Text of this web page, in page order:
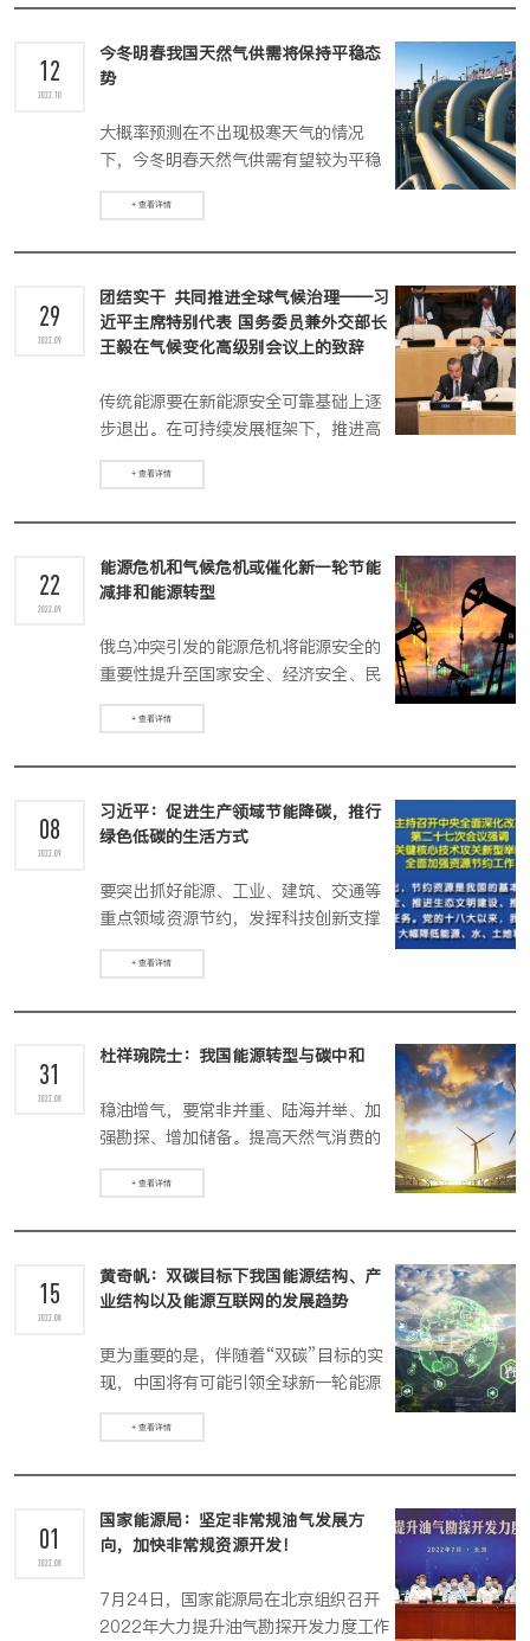
12
2022.10
今冬明春我国天然气供需将保持平稳态
势
大概率预测在不出现极寒天气的情况
下，今冬明春天然气供需有望较为平稳
度过。
+ 查看详情
29
2022.09
团结实干 共同推进全球气候治理——习
近平主席特别代表 国务委员兼外交部长
王毅在气候变化高级别会议上的致辞
传统能源要在新能源安全可靠基础上逐
步退出。在可持续发展框架下，推进高
质量公正转型。
+ 查看详情
22
2022.09
能源危机和气候危机或催化新一轮节能
减排和能源转型
俄乌冲突引发的能源危机将能源安全的
重要性提升至国家安全、经济安全、民
生安全和气候安全的战略高度，正在引
起各国、各地区的空前重视。
+ 查看详情
08
2022.09
习近平：促进生产领域节能降碳，推行
绿色低碳的生活方式
要突出抓好能源、工业、建筑、交通等
重点领域资源节约，发挥科技创新支撑
作用，促进生产领域节能降碳。
+ 查看详情
31
2022.08
杜祥琬院士：我国能源转型与碳中和
稳油增气，要常非并重、陆海并举、加
强勘探、增加储备。提高天然气消费的
比例。
+ 查看详情
15
2022.08
黄奇帆：双碳目标下我国能源结构、产
业结构以及能源互联网的发展趋势
更为重要的是，伴随着“双碳”目标的实
现，中国将有可能引领全球新一轮能源
革命，进而成为世界经济强国。
+ 查看详情
01
2022.08
国家能源局：坚定非常规油气发展方
向，加快非常规资源开发！
7月24日，国家能源局在北京组织召开
2022年大力提升油气勘探开发力度工作